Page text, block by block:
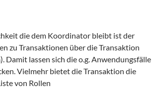
die dem Koordinator bleibt ist der
zu Transaktionen über die Transaktion
Damit lassen sich die o.g. Anwendungsfälle
Vielmehr bietet die Transaktion die
von Rollen